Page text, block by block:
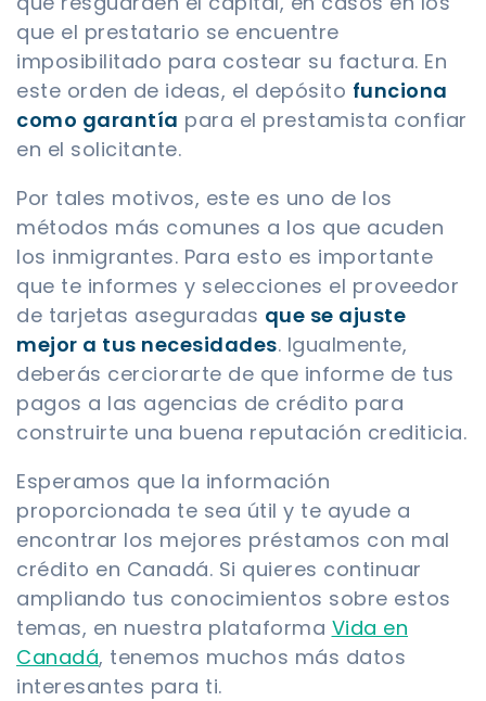
que el prestatario se encuentre
imposibilitado para costear su factura. En
este orden de ideas, el depósito funciona
como garantía para el prestamista confiar
en el solicitante.
Por tales motivos, este es uno de los
métodos más comunes a los que acuden
los inmigrantes. Para esto es importante
que te informes y selecciones el proveedor
de tarjetas aseguradas que se ajuste
mejor a tus necesidades. Igualmente,
deberás cerciorarte de que informe de tus
pagos a las agencias de crédito para
construirte una buena reputación crediticia.
Esperamos que la información
proporcionada te sea útil y te ayude a
encontrar los mejores préstamos con mal
crédito en Canadá. Si quieres continuar
ampliando tus conocimientos sobre estos
temas, en nuestra plataforma Vida en
Canadá, tenemos muchos más datos
interesantes para ti.